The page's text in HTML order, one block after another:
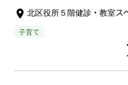
北区役所５階健診・教室ス
子育て